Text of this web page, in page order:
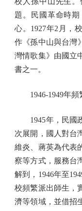
題。民國革命時
心。1927年2月，
作《孫中山與台灣
灣情歌集》由國立
書之一。
1946-1949年頻
1945年，民國政
次展開，國人對台
維炎、蔣英為代表
察等方式，服務台
解到，1946年至
校頻繁派出師生，
濟等領域，並借招